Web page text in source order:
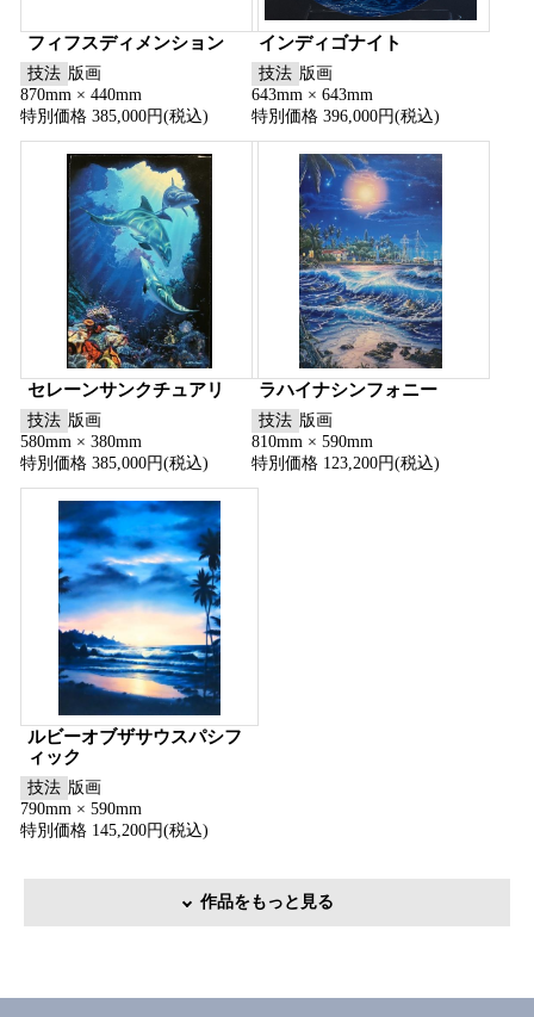
フィフスディメンション
技法 版画
870mm × 440mm
特別価格 385,000円(税込)
インディゴナイト
技法 版画
643mm × 643mm
特別価格 396,000円(税込)
セレーンサンクチュアリ
技法 版画
580mm × 380mm
特別価格 385,000円(税込)
ラハイナシンフォニー
技法 版画
810mm × 590mm
特別価格 123,200円(税込)
ルビーオブザサウスパシフ
ィック
技法 版画
790mm × 590mm
特別価格 145,200円(税込)
作品をもっと見る